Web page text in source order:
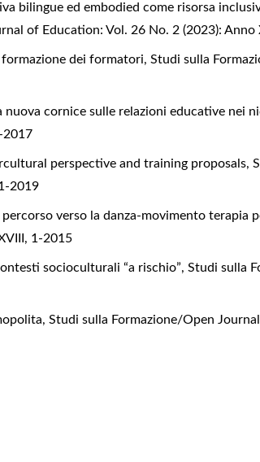
bilingue ed embodied come risorsa
of Education: Vol. 26 No. 2 (2023): Anno
formazione dei formatori,Studi sulla
nuova cornice sulle relazioni educative nei
2017
perspective and training proposals,
2019
verso la danza-movimento
1-2015
socioculturali “a rischio”,Studi sulla
,Studi sulla Formazione/Open